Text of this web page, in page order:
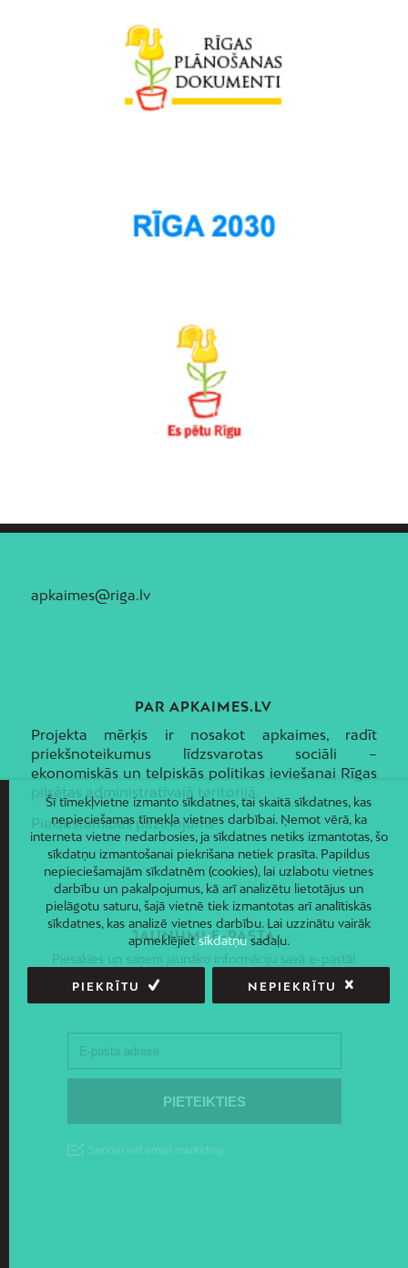
apkaimes@riga.lv
PAR APKAIMES.LV
Projekta mērķis ir nosakot apkaimes, radīt
priekšnoteikumus līdzsvarotas sociāli –
ekonomiskās un telpiskās politikas ieviešanai Rīgas
pilsētas administratīvajā teritorijā.
Piekļūstamības paziņojums
JAUNUMI E-PASTĀ
Piesakies un saņem jaunāko informāciju savā e-pastā!
Šī tīmekļvietne izmanto sīkdatnes, tai skaitā sīkdatnes, kas
nepieciešamas tīmekļa vietnes darbībai. Ņemot vērā, ka
interneta vietne nedarbosies, ja sīkdatnes netiks izmantotas, šo
sīkdatņu izmantošanai piekrišana netiek prasīta. Papildus
nepieciešamajām sīkdatnēm (cookies), lai uzlabotu vietnes
darbību un pakalpojumus, kā arī analizētu lietotājus un
pielāgotu saturu, šajā vietnē tiek izmantotas arī analītiskās
sīkdatnes, kas analizē vietnes darbību. Lai uzzinātu vairāk
apmeklējietsīkdatņusadaļu.
PIEKRĪTU NEPIEKRĪTU